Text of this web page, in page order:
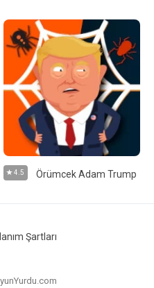
4.5 Örümcek Adam Trump
Şartları